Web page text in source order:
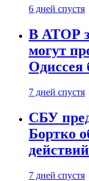
6 дней спустя
В АТОР
могут
Одиссея
7 дней спустя
СБУ
Бортко
7 дней спустя